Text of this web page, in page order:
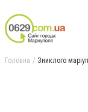
Головна Зниклого